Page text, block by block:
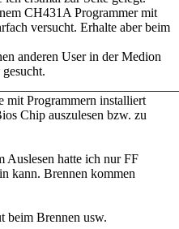
CH431A Programmer mit
versucht. Erhalte aber beim
anderen User in der Medion
mit Programmern installiert
Chip auszulesen bzw. zu
Auslesen hatte ich nur FF
kann. Brennen kommen
beim Brennen usw.